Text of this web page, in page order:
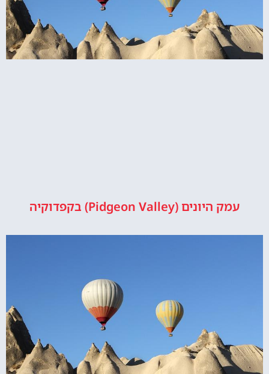
עמק היונים (Pidgeon Valley) בקפדוקיה